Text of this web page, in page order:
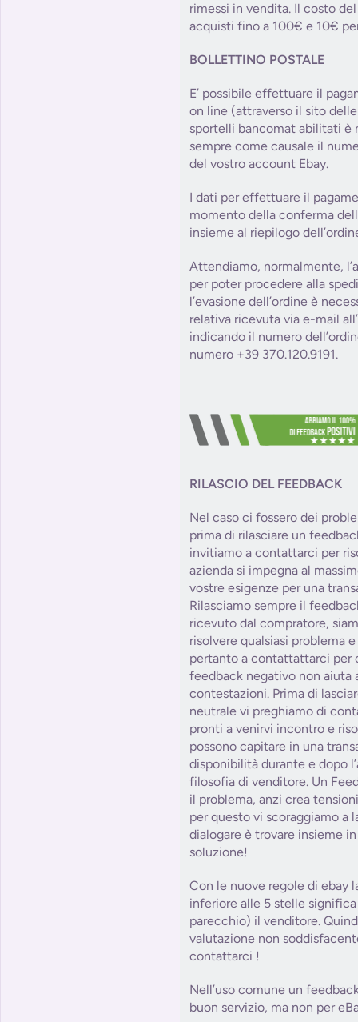
rimessi in vendita. Il costo
acquisti fino a 100€ e 10€
BOLLETTINO POSTALE
E’ possibile effettuare il
on line (attraverso il sito
sportelli bancomat abilitati è
sempre come causale il
del vostro account Ebay.
I dati per effettuare il
momento della conferma
insieme al riepilogo
Attendiamo, normalmente,
per poter procedere alla
l’evasione dell’ordine è
relativa ricevuta via e-mail
indicando il numero
numero +39 370.120.9191.
RILASCIO DEL FEEDBACK
Nel caso ci fossero dei
prima di rilasciare un
invitiamo a contattarci per
azienda si impegna al
vostre esigenze per una
Rilasciamo sempre il
ricevuto dal compratore,
risolvere qualsiasi problema
pertanto a contattattarci per
feedback negativo non aiuta
contestazioni. Prima di
neutrale vi preghiamo di
pronti a venirvi incontro e
possono capitare in una
disponibilità durante e dopo
filosofia di venditore. Un
il problema, anzi crea
per questo vi scoraggiamo a
dialogare è trovare insieme
soluzione!
Con le nuove regole di ebay
inferiore alle 5 stelle
parecchio) il venditore.
valutazione non
contattarci !
Nell’uso comune un
buon servizio, ma non per